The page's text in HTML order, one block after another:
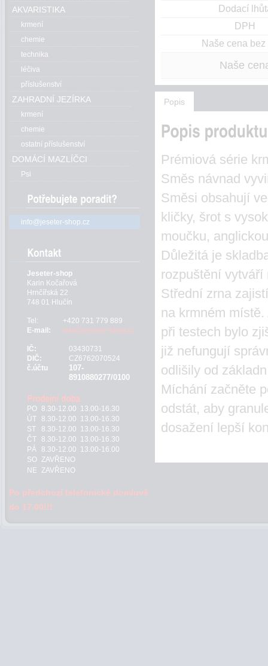
Dodací
DPH
Naše cena
Naše
Popis
Prémiová série
Směs návnad
Směsi obsahují
kličky, šrot s
moučku,
Důležitá je
rozpuštění
Střední zrna
na krmném
při testech bylo
již nefungují
odlišily od
Míchání začněte
odstát, aby
dosažení lepší
AKVARISTIKA
krmení
chemie
technika
léčiva
příslušenství
ZAHRADNÍ JEZÍRKA
krmení
chemie
ostatní příslušenství
DOMÁCÍ MAZLÍČCI
Psi
info@jeseter-shop.cz
Jeseter-shop
Karin Kočařová
Hrnčířská 22
748 01 Hlučín
Tel:
+420 731 779 889
E-mail:
info@jeseter-shop.cz
IČ:
03430731
DIČ:
CZ6762070524
č.účtu
107-
8910880277/0100
PO 8.30-12.00 13.00-16.30
ÚT
8.30-12.00 13.00-16.30
ST
8.30-12.00 13.00-16.30
ČT
8.30-12.00 13.00-16.30
PÁ
8.30-12.00 13.00-16.00
SO ZAVŘENO
NE ZAVŘENO
Po předchozí telefonické domluvě
do 17.00!!!